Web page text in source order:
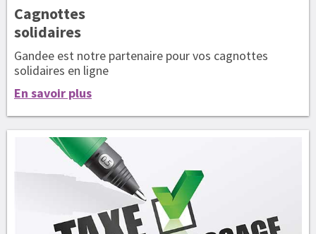
Cagnottes
solidaires
Gandee est notre partenaire pour vos cagnottes
solidaires en ligne
En savoir plus